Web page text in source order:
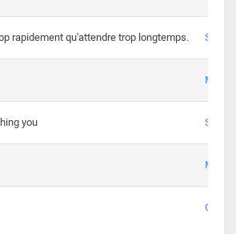
rapidement qu'attendre trop longtemps. Spl3en
you
Ge0